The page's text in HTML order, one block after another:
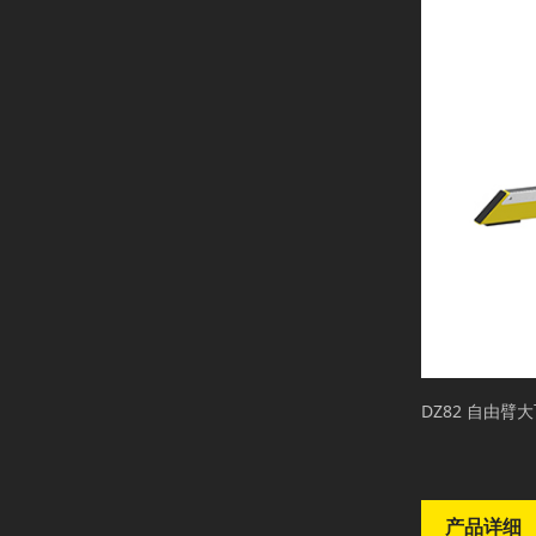
DZ82 自由臂
产品详细